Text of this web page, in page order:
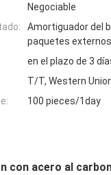
Negociable
Amortiguador del
paquetes externos
en el plazo de 3
T/T, Western
100 pieces/1day
con acero al